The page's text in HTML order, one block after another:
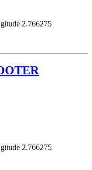
2.766275
2.766275